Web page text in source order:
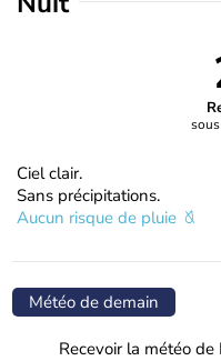
Ciel clair.
Sans précipitations.
Aucun risque de pluie
Météo de demain
Recevoir la météo